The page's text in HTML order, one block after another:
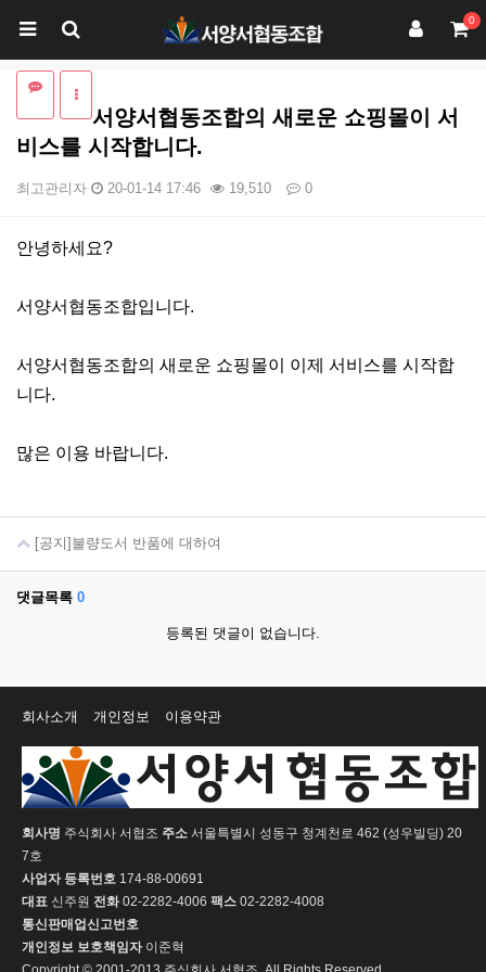
0
서양서협동조합의 새로운 쇼핑몰이 서
비스를 시작합니다.
최고관리자 20-01-14 17:46 19,510 0
본문
안녕하세요?
서양서협동조합입니다.
서양서협동조합의 새로운 쇼핑몰이 이제 서비스를 시작합
니다.
많은 이용 바랍니다.
[공지]불량도서 반품에 대하여
댓글목록 0
등록된 댓글이 없습니다.
회사소개 개인정보 이용약관
회사명 주식회사 서협조 주소 서울특별시 성동구 청계천로 462 (성우빌딩) 20
7호
사업자 등록번호 174-88-00691
대표 신주원 전화02-2282-4006 팩스 02-2282-4008
통신판매업신고번호
개인정보 보호책임자이준혁